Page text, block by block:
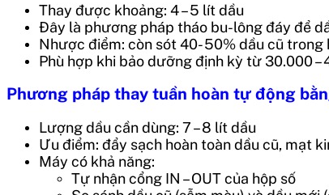
Thay được khoảng: 4 – 5 lít dầu
Đây là phương pháp tháo bu-lông đáy để
Nhược điểm: còn sót 40- 50% dầu cũ
Phù hợp khi bảo dưỡng định kỳ từ 30.000 –
Phương pháp thay tuần hoàn tự động
Lượng dầu cần dùng: 7 – 8 lít dầu
Ưu điểm: đẩy sạch hoàn toàn dầu cũ, mạt
Máy có khả năng:
Tự nhận cổng IN – OUT của hộp số